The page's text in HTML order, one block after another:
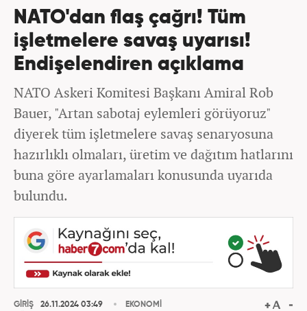
NATO'dan flaş çağrı! Tüm
işletmelere savaş uyarısı!
Endişelendiren açıklama
NATO Askeri Komitesi Başkanı Amiral Rob
Bauer, "Artan sabotaj eylemleri görüyoruz"
diyerek tüm işletmelere savaş senaryosuna
hazırlıklı olmaları, üretim ve dağıtım hatlarını
buna göre ayarlamaları konusunda uyarıda
bulundu.
GİRİŞ
26.11.2024 03:49
EKONOMİ